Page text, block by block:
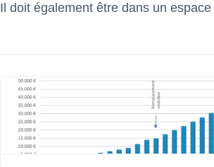
Il doit également être dans un